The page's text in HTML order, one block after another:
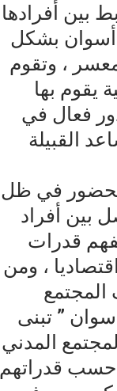
بين أفرادها
أسوان بشكل
، وتقوم
يقوم بها
فعال في
القبيلة
للحضور في ظل
بين أفراد
قدرات
، ومن
المجتمع
” تبنى
المدني
حسب قدراتهم